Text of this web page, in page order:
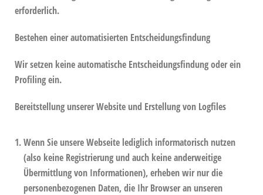
erforderlich.
Bestehen einer automatisierten Entscheidungsfindung
Wir setzen keine automatische Entscheidungsfindung oder ein
Profiling ein.
Bereitstellung unserer Website und Erstellung von Logfiles
Wenn Sie unsere Webseite lediglich informatorisch nutzen
(also keine Registrierung und auch keine anderweitige
Übermittlung von Informationen), erheben wir nur die
personenbezogenen Daten, die Ihr Browser an unseren